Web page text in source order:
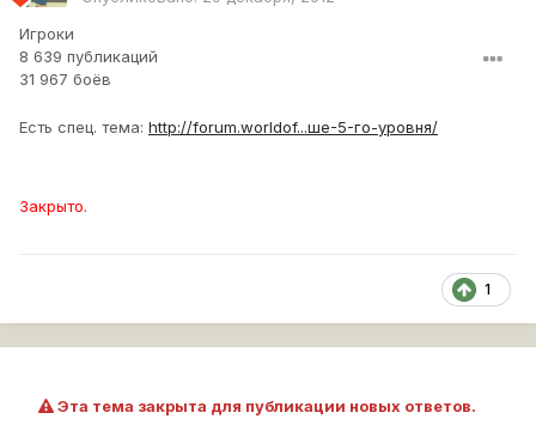
Игроки
8 639 публикаций
31 967 боёв
Есть спец. тема: http://forum.worldof...ше-5-го-уровня/
Закрыто.
1
Эта тема закрыта для публикации новых ответов.